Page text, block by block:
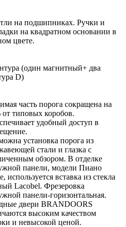
на подшипниках. Ручки и
на квадратном основании в
цвете.
(один магнитный+ два
D)
часть порога сокращена на
от типовых коробов.
удобный доступ в
установка порога из
стали и глазка с
обзором. В отделке
панели, модели Пиано
используется вставка из стекла
Lacobel. Фрезеровка
панели-горизонтальная.
двери BRANDOORS
высоким качеством
и невысокой ценой.